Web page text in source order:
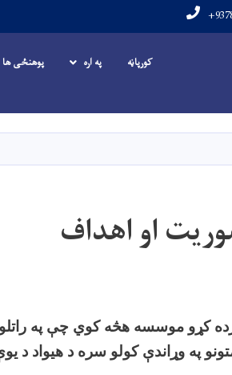
کورپاڼه په اره پوهنځی ها
او اهداف
کړو موسسه هڅه کوي چې په
په وړاندې کولو سره د هیواد